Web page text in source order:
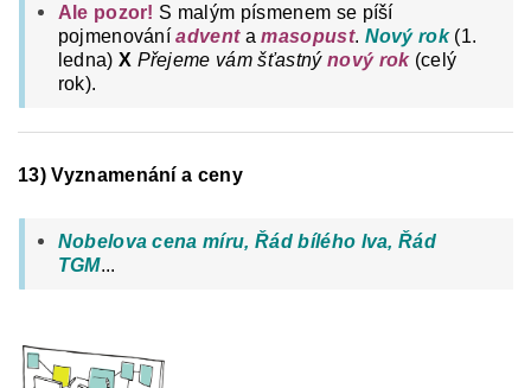
Ale pozor! S malým písmenem se píší
pojmenováníadvent amasopust. Nový rok(1.
ledna) X Přejeme vám šťastný nový rok(celý
rok).
13) Vyznamenání a ceny
Nobelova cena míru, Řád bílého lva, Řád
TGM...